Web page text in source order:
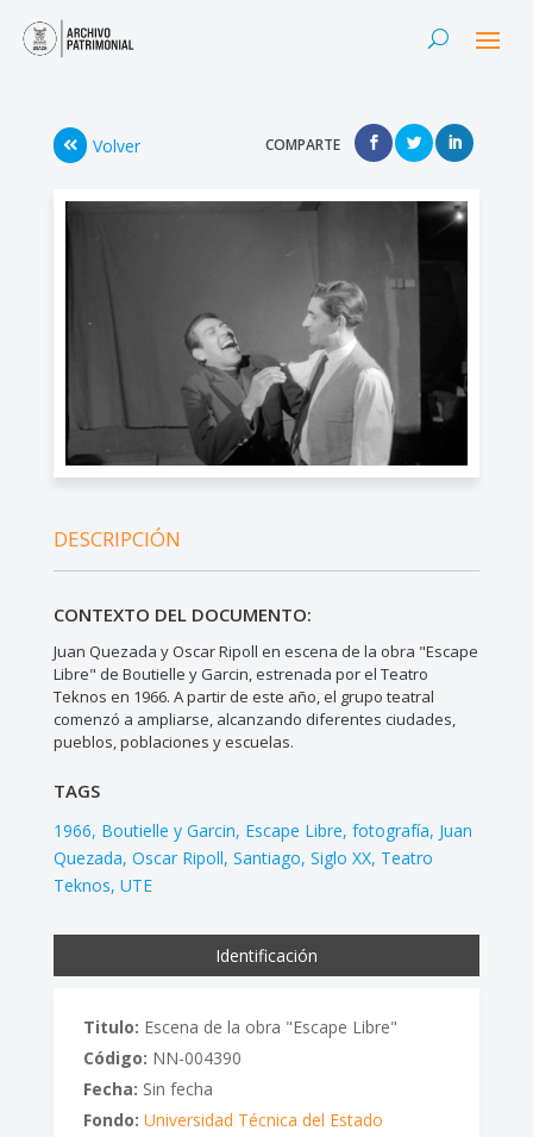
Volver COMPARTE
DESCRIPCIÓN
CONTEXTO DEL DOCUMENTO:
Juan Quezada y Oscar Ripoll en escena de la obra "Escape
Libre" de Boutielle y Garcin, estrenada por el Teatro
Teknos en 1966. A partir de este año, el grupo teatral
comenzó a ampliarse, alcanzando diferentes ciudades,
pueblos, poblaciones y escuelas.
TAGS
1966 Boutielle y Garcin Escape Libre fotografía Juan
Quezada Oscar Ripoll Santiago Siglo XX Teatro
Teknos UTE
Identificación
Titulo: Escena de la obra "Escape Libre"
Código: NN-004390
Fecha: Sin fecha
Fondo: Universidad Técnica del Estado